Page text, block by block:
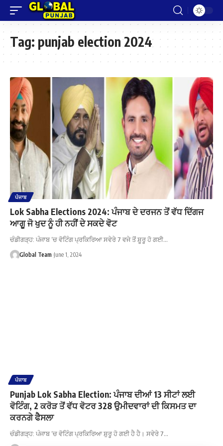
Tag: punjab election 2024
ਪੰਜਾਬ
Lok Sabha Elections 2024: ਪੰਜਾਬ ਦੇ ਦਰਜਨ ਤੋਂ ਵੱਧ ਦਿੱਗਜ
ਆਗੂ ਜੋ ਖੁਦ ਨੂੰ ਹੀ ਨਹੀਂ ਦੇ ਸਕਦੇ ਵੋਟ
ਚੰਡੀਗੜ੍ਹ: ਪੰਜਾਬ ‘ਚ ਵੋਟਿੰਗ ਪ੍ਰਕਿਰਿਆ ਸਵੇਰੇ 7 ਵਜੇ ਤੋਂ ਸ਼ੂਰੂ ਹੋ ਗਈ…
Global Team June 1, 2024
ਪੰਜਾਬ
Punjab Lok Sabha Election: ਪੰਜਾਬ ਦੀਆਂ 13 ਸੀਟਾਂ ਲਈ
ਵੋਟਿੰਗ, 2 ਕਰੋੜ ਤੋਂ ਵੱਧ ਵੋਟਰ 328 ਉਮੀਦਵਾਰਾਂ ਦੀ ਕਿਸਮਤ ਦਾ
ਕਰਨਗੇ ਫੈਸਲਾ
ਚੰਡੀਗੜ੍ਹ: ਪੰਜਾਬ ‘ਚ ਵੋਟਿੰਗ ਪ੍ਰਕਿਰਿਆ ਸ਼ੁਰੂ ਹੋ ਗਈ ਹੈ ਹੈ। ਸਵੇਰੇ 7…